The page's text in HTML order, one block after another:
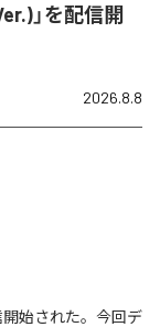
」を配信開
2026.8.8
開始された。今回デ